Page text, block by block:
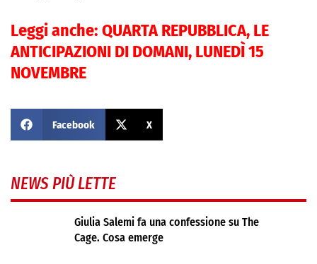
Leggi anche: QUARTA REPUBBLICA, LE
ANTICIPAZIONI DI DOMANI, LUNEDÌ 15
NOVEMBRE
Facebook X
NEWS PIÙ LETTE
Giulia Salemi fa una confessione su The
Cage. Cosa emerge